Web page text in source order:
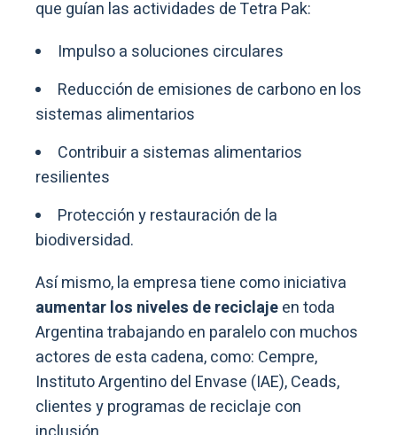
que guían las actividades de Tetra Pak:
Impulso a soluciones circulares
Reducción de emisiones de carbono en los
sistemas alimentarios
Contribuir a sistemas alimentarios
resilientes
Protección y restauración de la
biodiversidad.
Así mismo, la empresa tiene como iniciativa
aumentar los niveles de reciclajeen toda
Argentina trabajando en paralelo con muchos
actores de esta cadena, como: Cempre,
Instituto Argentino del Envase (IAE), Ceads,
clientes y programas de reciclaje con